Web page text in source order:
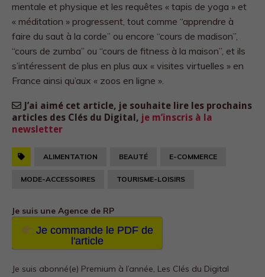
mentale et physique et les requêtes « tapis de yoga » et
« méditation » progressent, tout comme “apprendre à
faire du saut à la corde” ou encore “cours de madison”,
“cours de zumba” ou “cours de fitness à la maison”, et ils
s’intéressent de plus en plus aux « visites virtuelles » en
France ainsi qu’aux « zoos en ligne ».
J’ai aimé cet article, je souhaite lire les prochains
articles des Clés du Digital, je m’inscris à la
newsletter
ALIMENTATION BEAUTÉ E-COMMERCE
MODE-ACCESSOIRES TOURISME-LOISIRS
Je suis une Agence de RP
Je commande le PDF de
l'article
Je suis abonné(e) Premium à l’année, Les Clés du Digital